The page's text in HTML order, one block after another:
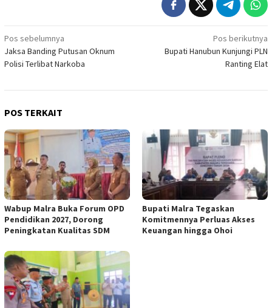
Navigasi
pos
Pos sebelumnya
Jaksa Banding Putusan Oknum
Polisi Terlibat Narkoba
Pos berikutnya
Bupati Hanubun Kunjungi PLN
Ranting Elat
POS TERKAIT
Wabup Malra Buka Forum OPD
Pendidikan 2027, Dorong
Peningkatan Kualitas SDM
Bupati Malra Tegaskan
Komitmennya Perluas Akses
Keuangan hingga Ohoi